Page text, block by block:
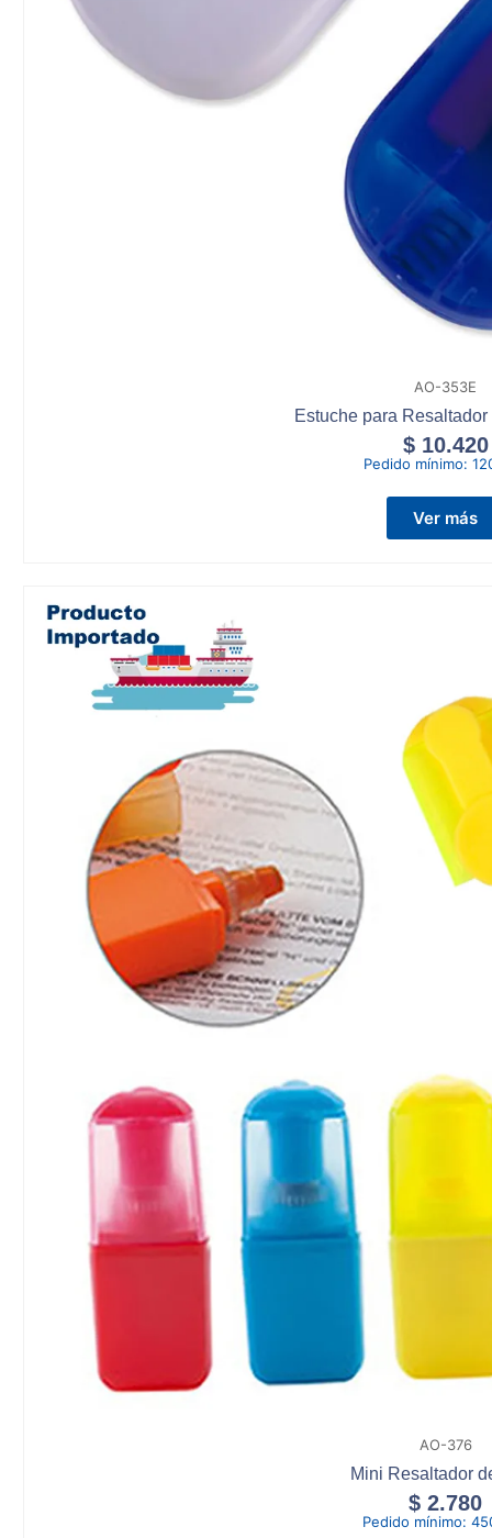
AO-353E
Estuche para
$10.420
Pedido mínimo:
Ver más
AO-376
Mini Resaltador
$ 2.780
Pedido mínimo: